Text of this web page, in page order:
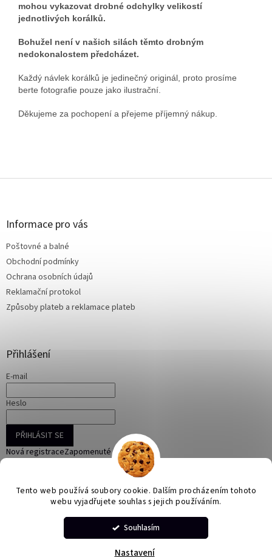
Tento web používá soubory cookie. Dalším procházením tohoto
webu vyjadřujete souhlas s jejich používáním.
Souhlasím
Nastavení
mohou vykazovat drobné odchylky velikostí
jednotlivých korálků.
Bohužel není v našich silách těmto drobným
nedokonalostem předcházet.
Každý návlek korálků je jedinečný originál, proto prosíme
berte fotografie pouze jako ilustrační.
Děkujeme za pochopení a přejeme příjemný nákup.
Z
Informace pro vás
Poštovné a balné
Obchodní podmínky
Ochrana osobních údajů
Reklamační protokol
Způsoby plateb a reklamace plateb
Přihlášení
E-mail
Heslo
PŘIHLÁSIT SE
Nová registraceZapomenuté heslo
Vytvořil Shoptet
Copyright 2026ONLINE KORÁLKY. Všechna práva vyhrazena.